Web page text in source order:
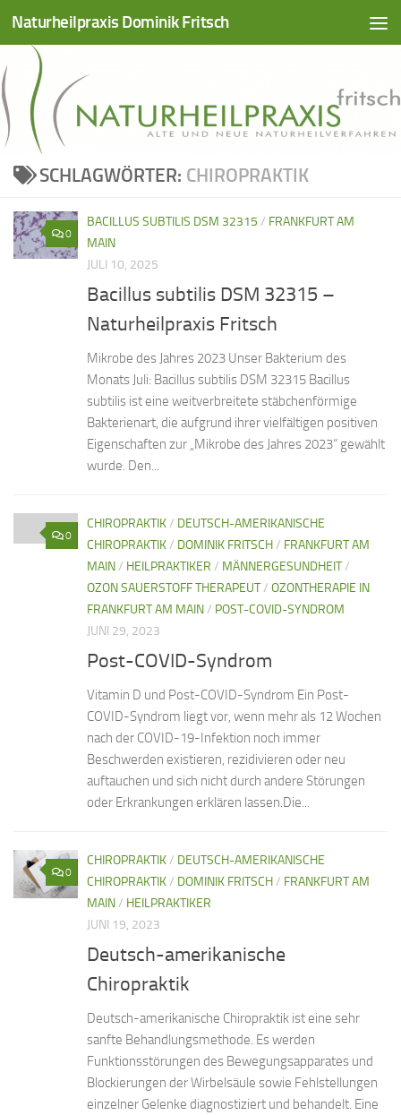
Zum Inhalt springen
Naturheilpraxis Dominik Fritsch
SCHLAGWÖRTER: CHIROPRAKTIK
0
BACILLUS SUBTILIS DSM 32315 / FRANKFURT AM
MAIN
JULI 10, 2025
Bacillus subtilis DSM 32315 –
Naturheilpraxis Fritsch
Mikrobe des Jahres 2023 Unser Bakterium des
Monats Juli: Bacillus subtilis DSM 32315 Bacillus
subtilis ist eine weitverbreitete stäbchenförmige
Bakterienart, die aufgrund ihrer vielfältigen positiven
Eigenschaften zur „Mikrobe des Jahres 2023“ gewählt
wurde. Den...
0
CHIROPRAKTIK/ DEUTSCH-AMERIKANISCHE
CHIROPRAKTIK/ DOMINIK FRITSCH/ FRANKFURT AM
MAIN/ HEILPRAKTIKER / MÄNNERGESUNDHEIT/
OZON SAUERSTOFF THERAPEUT/ OZONTHERAPIE IN
FRANKFURT AM MAIN/ POST-COVID-SYNDROM
JUNI 29, 2023
Post-COVID-Syndrom
Vitamin D und Post-COVID-Syndrom Ein Post-
COVID-Syndrom liegt vor, wenn mehr als 12 Wochen
nach der COVID-19-Infektion noch immer
Beschwerden existieren, rezidivieren oder neu
auftauchen und sich nicht durch andere Störungen
oder Erkrankungen erklären lassen.Die...
0
CHIROPRAKTIK/ DEUTSCH-AMERIKANISCHE
CHIROPRAKTIK/ DOMINIK FRITSCH/ FRANKFURT AM
MAIN/ HEILPRAKTIKER
JUNI 19, 2023
Deutsch-amerikanische
Chiropraktik
Deutsch-amerikanische Chiropraktik ist eine sehr
sanfte Behandlungsmethode. Es werden
Funktionsstörungen des Bewegungsapparates und
Blockierungen der Wirbelsäule sowie Fehlstellungen
einzelner Gelenke diagnostiziert und behandelt. Eine